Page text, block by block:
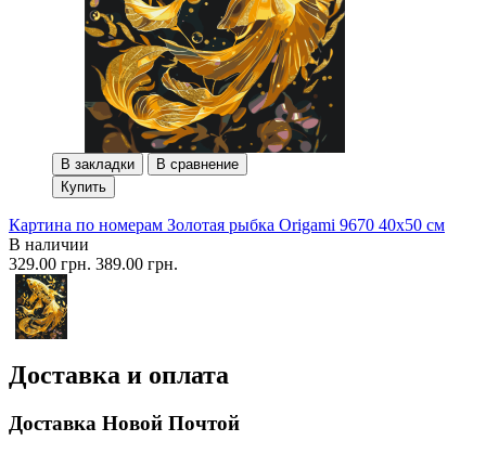
В закладки
В сравнение
Купить
Картина по номерам Золотая рыбка Origami 9670 40x50 см
В наличии
329.00 грн. 389.00 грн.
Доставка и оплата
Доставка Новой Почтой